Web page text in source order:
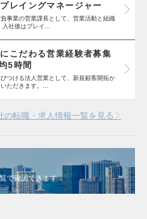
レイングマネージャー
事業の営業課長として、営業活動と組織
入社後はプレイ…
こだわる営業経験者募集
5時間
つける法人営業として、新規顧客開拓か
ただきます。…
の転職・求人情報一覧を見る
で確認できます